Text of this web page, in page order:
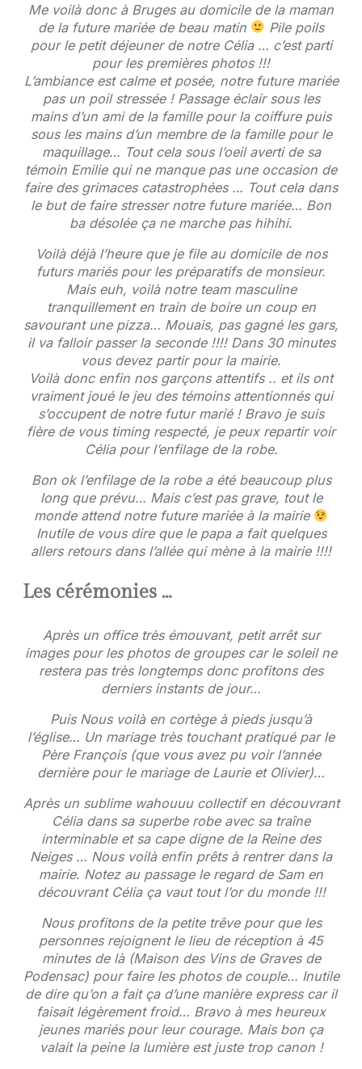
Me voilà donc à Bruges au domicile de la maman
de la future mariée de beau matin
Pile poils
pour le petit déjeuner de notre Célia … c’est parti
pour les premières photos !!!
L’ambiance est calme et posée, notre future mariée
pas un poil stressée ! Passage éclair sous les
mains d’un ami de la famille pour la coiffure puis
sous les mains d’un membre de la famille pour le
maquillage… Tout cela sous l’oeil averti de sa
témoin Emilie qui ne manque pas une occasion de
faire des grimaces catastrophées … Tout cela dans
le but de faire stresser notre future mariée… Bon
ba désolée ça ne marche pas hihihi.
Voilà déjà l’heure que je file au domicile de nos
futurs mariés pour les préparatifs de monsieur.
Mais euh, voilà notre team masculine
tranquillement en train de boire un coup en
savourant une pizza… Mouais, pas gagné les gars,
il va falloir passer la seconde !!!! Dans 30 minutes
vous devez partir pour la mairie.
Voilà donc enfin nos garçons attentifs .. et ils ont
vraiment joué le jeu des témoins attentionnés qui
s’occupent de notre futur marié ! Bravo je suis
fière de vous timing respecté, je peux repartir voir
Célia pour l’enfilage de la robe.
Bon ok l’enfilage de la robe a été beaucoup plus
long que prévu… Mais c’est pas grave, tout le
monde attend notre future mariée à la mairie
Inutile de vous dire que le papa a fait quelques
allers retours dans l’allée qui mène à la mairie !!!!
Les cérémonies …
Après un office très émouvant, petit arrêt sur
images pour les photos de groupes car le soleil ne
restera pas très longtemps donc profitons des
derniers instants de jour…
Puis Nous voilà en cortège à pieds jusqu’à
l’église… Un mariage très touchant pratiqué par le
Père François (que vous avez pu voir l’année
dernière pour le mariage de Laurie et Olivier)…
Après un sublime wahouuu collectif en découvrant
Célia dans sa superbe robe avec sa traîne
interminable et sa cape digne de la Reine des
Neiges … Nous voilà enfin prêts à rentrer dans la
mairie. Notez au passage le regard de Sam en
découvrant Célia ça vaut tout l’or du monde !!!
Nous profitons de la petite trêve pour que les
personnes rejoignent le lieu de réception à 45
minutes de là (Maison des Vins de Graves de
Podensac) pour faire les photos de couple… Inutile
de dire qu’on a fait ça d’une manière express car il
faisait légèrement froid… Bravo à mes heureux
jeunes mariés pour leur courage. Mais bon ça
valait la peine la lumière est juste trop canon !